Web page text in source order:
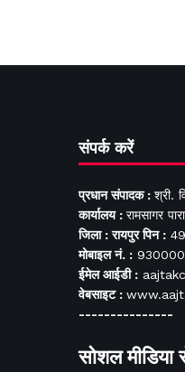
संपर्क करें
प्रधान संपादक : श्री.
कार्यालय : रामसागर पारा
जिला : रायपुर पिन :
मोबाइल नं. :
ईमेल आईडी :
वेबसाइट :
---------------
सोशल